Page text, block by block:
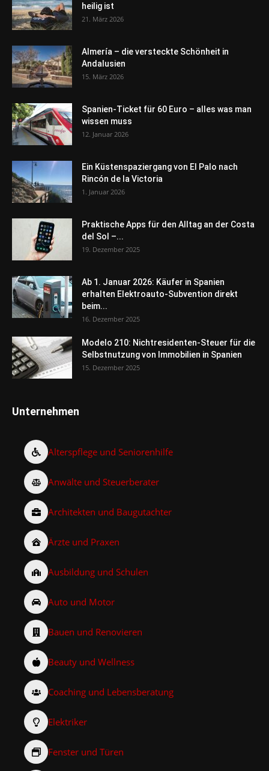
heilig ist
21. März 2026
Almería – die versteckte Schönheit in
Andalusien
15. März 2026
Spanien-Ticket für 60 Euro – alles was man
wissen muss
12. Januar 2026
Ein Küstenspaziergang von El Palo nach
Rincón de la Victoria
1. Januar 2026
Praktische Apps für den Alltag an der Costa
del Sol –...
19. Dezember 2025
Ab 1. Januar 2026: Käufer in Spanien
erhalten Elektroauto-Subvention direkt
beim...
16. Dezember 2025
Modelo 210: Nichtresidenten-Steuer für die
Selbstnutzung von Immobilien in Spanien
15. Dezember 2025
Unternehmen
Alterspflege und Seniorenhilfe
Anwälte und Steuerberater
Architekten und Baugutachter
Ärzte und Praxen
Ausbildung und Schulen
Auto und Motor
Bauen und Renovieren
Beauty und Wellness
Coaching und Lebensberatung
Elektriker
Fenster und Türen